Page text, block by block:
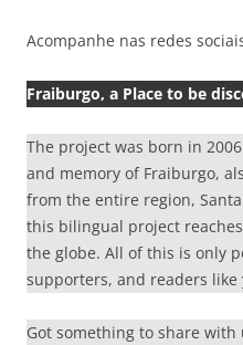
Acompanhe nas redes
Fraiburgo, a Place to be
The project was born in
and memory of Fraiburgo,
from the entire region,
this bilingual project
the globe. All of this is only
supporters, and readers like
Got something to share